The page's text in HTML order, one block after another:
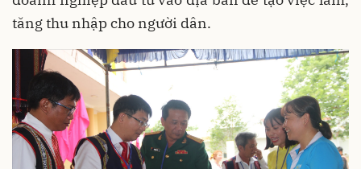
tăng thu nhập cho người dân.